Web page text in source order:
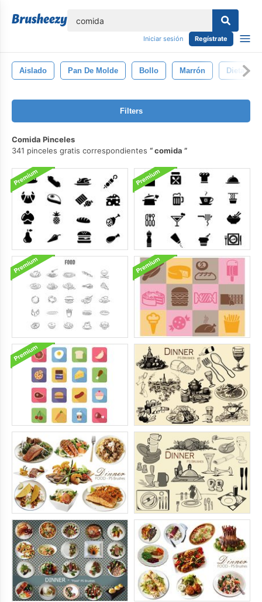
Iniciar sesión Regístrate
Aislado Pan De Molde Bollo Marrón Dieta
Filters
Comida Pinceles
341 pinceles gratis correspondientes
comida